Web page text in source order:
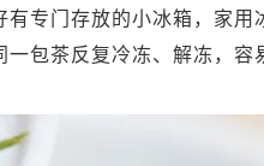
专门存放的小冰箱，家
包茶反复冷冻、解冻，容